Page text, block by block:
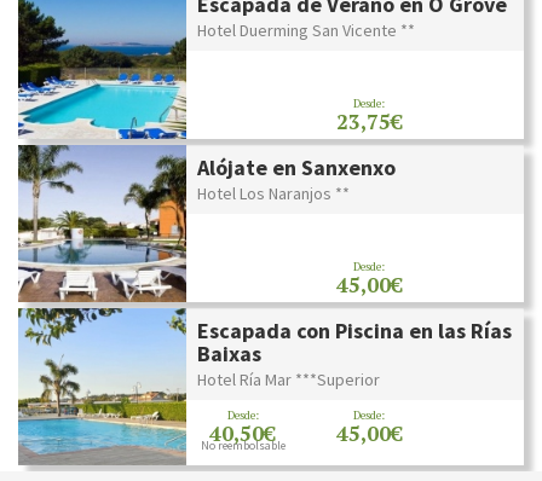
Hotel Duerming San Vicente **
Desde:
23,75€
Alójate en Sanxenxo
Hotel Los Naranjos **
Desde:
45,00€
Escapada con Piscina en las Rías
Baixas
Hotel Ría Mar ***Superior
Desde:
40,50€
No reembolsable
Desde:
45,00€